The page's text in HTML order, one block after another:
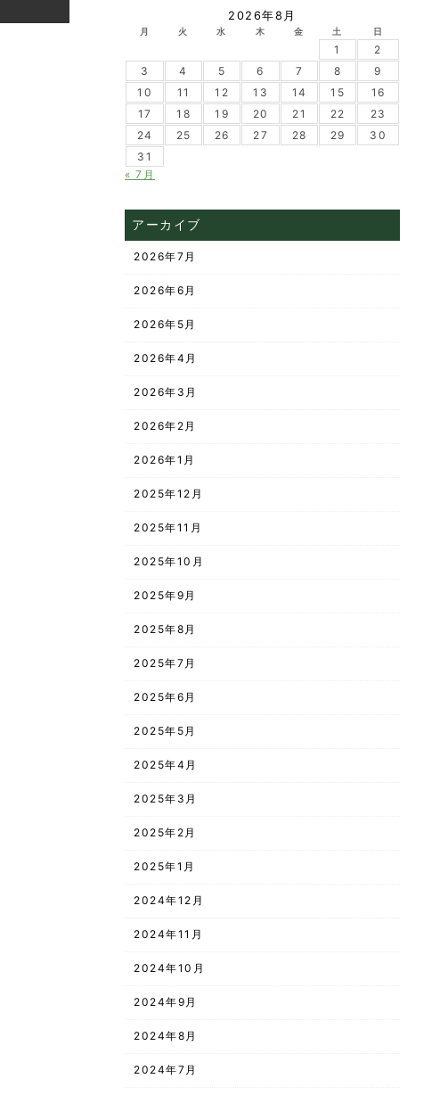
2026年8月
月 火 水 木 金 土 日
1
2
3
4 5 6 7 8
9
10
11 12 13 14 15
16
17
18 19 20 21 22
23
24
25 26 27 28 29
30
31
« 7月
アーカイブ
2026年7月
2026年6月
2026年5月
2026年4月
2026年3月
2026年2月
2026年1月
2025年12月
2025年11月
2025年10月
2025年9月
2025年8月
2025年7月
2025年6月
2025年5月
2025年4月
2025年3月
2025年2月
2025年1月
2024年12月
2024年11月
2024年10月
2024年9月
2024年8月
2024年7月